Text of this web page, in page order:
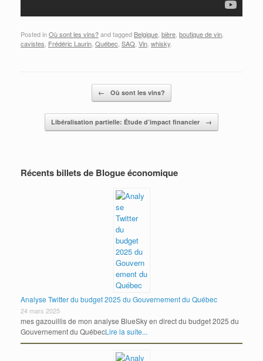
Posted inOù sont les vins?and tagged Belgique bière boutique de vin
cavistes Frédéric Laurin Québec SAQ Vin whisky
← Où sont les vins?
Libéralisation partielle: Étude d’impact financier →
Récents billets de Blogue économique
Analyse Twitter du budget 2025 du Gouvernement du Québec
24 mars 2025
mes gazouillis de mon analyse BlueSky en direct du budget 2025 du
Gouvernement du QuébecLire la suite...